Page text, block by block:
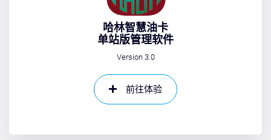
哈林智慧油卡
单站版管理软件
Version 3.0
前往体验